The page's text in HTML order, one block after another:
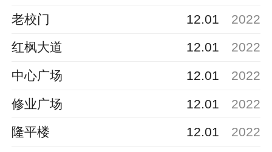
老校门 12.01 2022
红枫大道 12.01 2022
中心广场 12.01 2022
修业广场 12.01 2022
隆平楼 12.01 2022